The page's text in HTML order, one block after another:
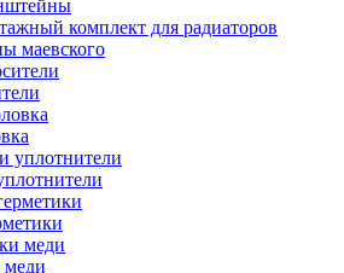
комплект для радиаторов
маевского
меди